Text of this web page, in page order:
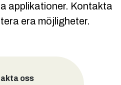
applikationer. Kontakta
era möjligheter.
oss